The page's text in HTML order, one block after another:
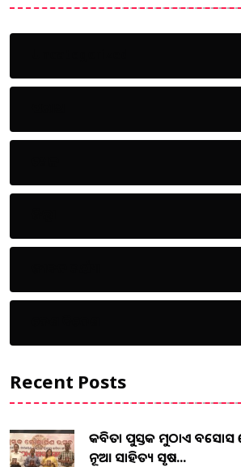
Recent Posts
କବିତା ପୁସ୍ତକ ମୁଠାଏ ଅବସୋସ
ନୂଆ ସାହିତ୍ୟ ସୃଷ...